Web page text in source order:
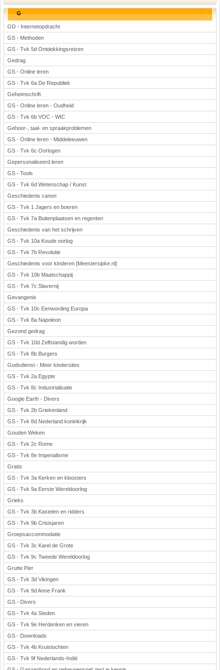
G
GD - Internetopdracht
GS - Methoden
GS - Tvk 5d Ontdekkingsreizen
Gedrag
GS - Online leren
GS - Tvk 6a De Republiek
Geheimschrift
GS - Online leren - Oudheid
GS - Tvk 6b VOC - WIC
Gehoor-, taal- en spraakproblemen
GS - Online leren - Middeleeuwen
GS - Tvk 6c Oorlogen
Gepersonaliseerd leren
GS - Tools
GS - Tvk 6d Wetenschap / Kunst
Geschiedenis canon
GS - Tvk 1 Jagers en boeren
GS - Tvk 7a Buitenplaatsen en regenten
Geschiedenis van het schrijven
GS - Tvk 10a Koude oorlog
GS - Tvk 7b Revolutie
Geschiedenis voor kinderen [Meestersipke.nl]
GS - Tvk 10b Maatschappij
GS - Tvk 7c Slavernij
Gevangenis
GS - Tvk 10c Eenwording Europa
GS - Tvk 8a Napoleon
Gezond gedrag
GS - Tvk 10d Zelfstandig worden
GS - Tvk 8b Burgers
Godsdienst - Meer kindersites
GS - Tvk 2a Egypte
GS - Tvk 8c Industrialisatie
Google Earth - Divers
GS - Tvk 2b Griekenland
GS - Tvk 8d Nederland koninkrijk
Gouden Weken
GS - Tvk 2c Rome
GS - Tvk 8e Imperialisme
Gratis
GS - Tvk 3a Kerken en kloosters
GS - Tvk 9a Eerste Wereldoorlog
Grieks
GS - Tvk 3b Kastelen en ridders
GS - Tvk 9b Crisisjaren
Groepsaccommodatie
GS - Tvk 3c Karel de Grote
GS - Tvk 9c Tweede Wereldoorlog
Grutte Pier
GS - Tvk 3d Vikingen
GS - Tvk 9d Anne Frank
GS - Divers
GS - Tvk 4a Steden
GS - Tvk 9e Herdenken en vieren
GS - Downloads
GS - Tvk 4b Kruistochten
GS - Tvk 9f Nederlands-Indië